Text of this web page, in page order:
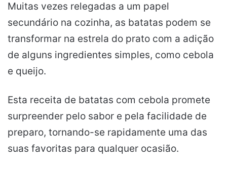
Muitas vezes relegadas a um papel
secundário na cozinha, as batatas podem se
transformar na estrela do prato com a adição
de alguns ingredientes simples, como cebola
e queijo.
Esta receita de batatas com cebola promete
surpreender pelo sabor e pela facilidade de
preparo, tornando-se rapidamente uma das
suas favoritas para qualquer ocasião.